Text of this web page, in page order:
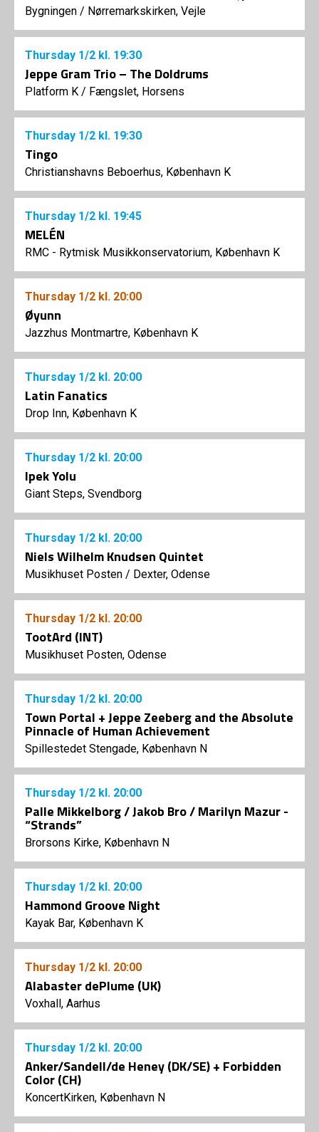
Bygningen / Nørremarkskirken, Vejle
Thursday 1/2 kl. 19:30
Jeppe Gram Trio – The Doldrums
Platform K / Fængslet, Horsens
Thursday 1/2 kl. 19:30
Tingo
Christianshavns Beboerhus, København K
Thursday 1/2 kl. 19:45
MELÉN
RMC - Rytmisk Musikkonservatorium, København K
Thursday 1/2 kl. 20:00
Øyunn
Jazzhus Montmartre, København K
Thursday 1/2 kl. 20:00
Latin Fanatics
Drop Inn, København K
Thursday 1/2 kl. 20:00
Ipek Yolu
Giant Steps, Svendborg
Thursday 1/2 kl. 20:00
Niels Wilhelm Knudsen Quintet
Musikhuset Posten / Dexter, Odense
Thursday 1/2 kl. 20:00
TootArd (INT)
Musikhuset Posten, Odense
Thursday 1/2 kl. 20:00
Town Portal + Jeppe Zeeberg and the Absolute
Pinnacle of Human Achievement
Spillestedet Stengade, København N
Thursday 1/2 kl. 20:00
Palle Mikkelborg / Jakob Bro / Marilyn Mazur -
“Strands”
Brorsons Kirke, København N
Thursday 1/2 kl. 20:00
Hammond Groove Night
Kayak Bar, København K
Thursday 1/2 kl. 20:00
Alabaster dePlume (UK)
Voxhall, Aarhus
Thursday 1/2 kl. 20:00
Anker/Sandell/de Heney (DK/SE) + Forbidden
Color (CH)
KoncertKirken, København N